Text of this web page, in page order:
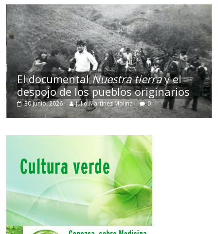
El documentalNuestra tierray el
despojo de los pueblos originarios
30 junio, 2026 Julio Martínez Molina 0